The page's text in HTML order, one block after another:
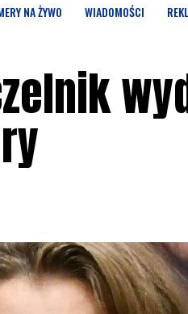
NA ŻYWO WIADOMOŚCI